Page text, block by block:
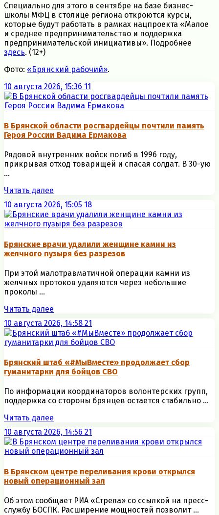
Специально для этого в сентябре на базе бизнес-
школы МФЦ в столице региона откроются курсы,
которые будут работать в рамках нацпроекта «Малое
и среднее предпринимательство и поддержка
предпринимательской инициативы». Подробнее
здесь. (12+)
Фото: «Брянский рабочий».
10 августа 2026, 15:36 11
В Брянской области росгвардейцы почтили память
Героя России Вадима Ермакова
Рядовой внутренних войск погиб в 1996 году,
прикрывая отход товарищей и спасая солдат. В 30-ую
...
Читать далее
10 августа 2026, 15:05 18
Брянские врачи удалили женщине камни из
желчного пузыря без разрезов
При этой малотравматичной операции камни из
желчных протоков удаляются через небольшие
проколы ...
Читать далее
10 августа 2026, 14:58 21
Брянский штаб «#МыВместе» продолжает сбор
гуманитарки для бойцов СВО
По информации координаторов волонтерских групп,
поддержка со стороны брянцев остается стабильно ...
Читать далее
10 августа 2026, 14:56 21
В Брянском центре переливания крови открылся
новый операционный зал
Об этом сообщает РИА «Стрела» со ссылкой на пресс-
службу БОСПК. Расширение мощностей позволит ...